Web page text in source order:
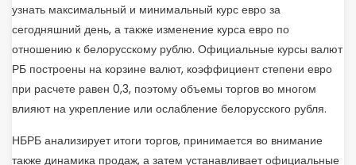
узнать максимальный и минимальный курс евро за
сегодняшний день, а также изменение курса евро по
отношению к белорусскому рублю. Официальные курсы валют
РБ построены на корзине валют, коэффициент степени евро
при расчете равен 0,3, поэтому объемы торгов во многом
влияют на укрепление или ослабление белорусского рубля.
НБРБ анализирует итоги торгов, принимается во внимание
также динамика продаж, а затем устанавливает официальные